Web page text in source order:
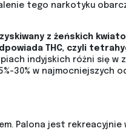
tego narkotyku
z żeńskich
THC, czyli
indyjskich różni się w
30% w najmocniejszych
Palona jest